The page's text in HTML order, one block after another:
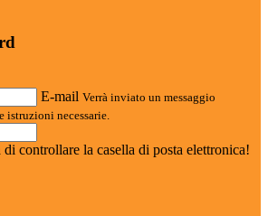
E-mail Verrà inviato un messaggio
necessarie.
controllare la casella di posta elettronica!